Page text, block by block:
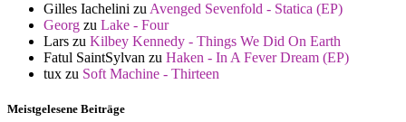
Gilles Iachelini zu Avenged Sevenfold - Statica (EP)
Georg zu Lake - Four
Lars zu Kilbey Kennedy - Things We Did On Earth
Fatul SaintSylvan zu Haken - In A Fever Dream (EP)
tux zu Soft Machine - Thirteen
Meistgelesene Beiträge